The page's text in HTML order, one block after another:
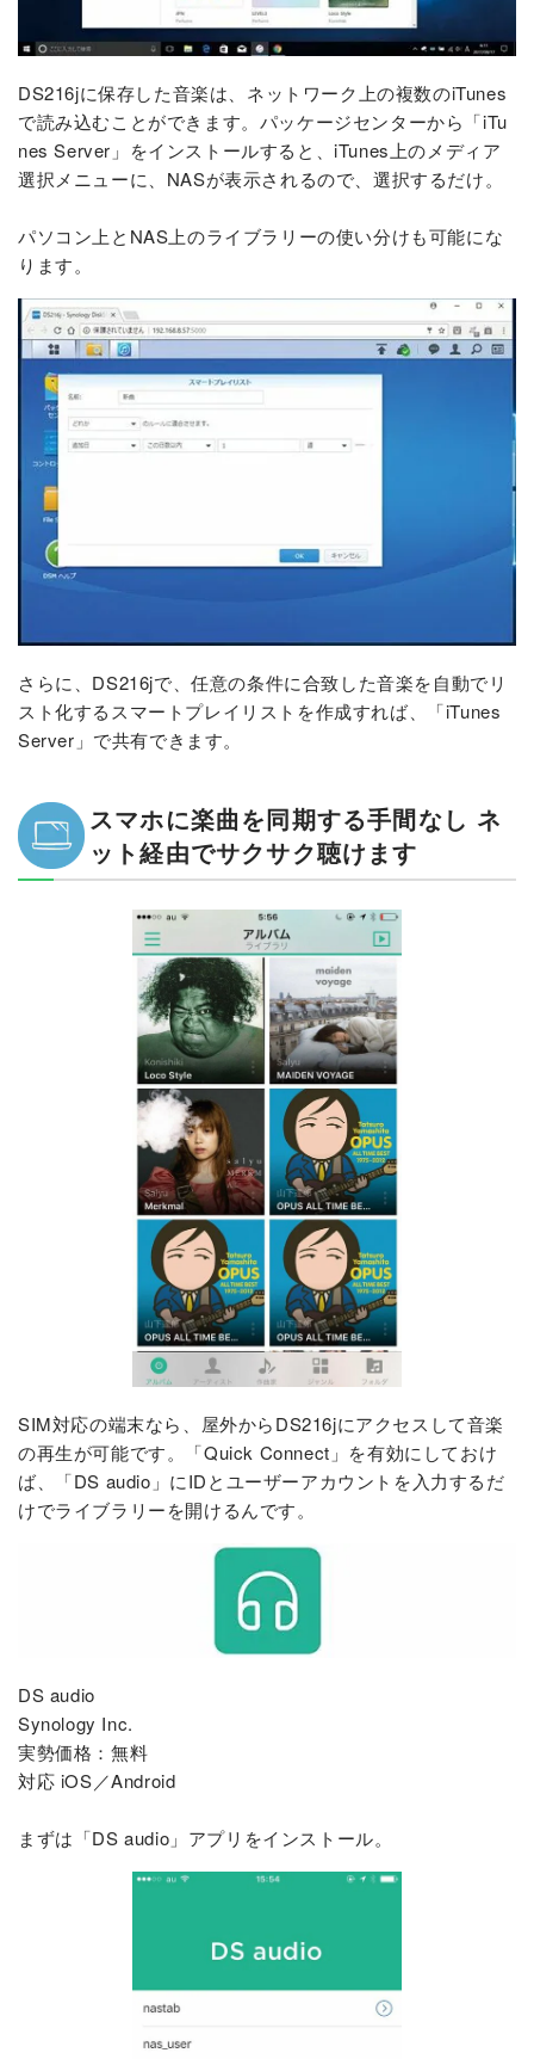
DS216jに保存した音楽は、ネットワーク上の複数のiTunes
で読み込むことができます。パッケージセンターから「iTu
nes Server」をインストールすると、iTunes上のメディア
選択メニューに、NASが表示されるので、選択するだけ。
パソコン上とNAS上のライブラリーの使い分けも可能にな
ります。
さらに、DS216jで、任意の条件に合致した音楽を自動でリ
スト化するスマートプレイリストを作成すれば、「iTunes
Server」で共有できます。
スマホに楽曲を同期する手間なし ネ
ット経由でサクサク聴けます
SIM対応の端末なら、屋外からDS216jにアクセスして音楽
の再生が可能です。「Quick Connect」を有効にしておけ
ば、「DS audio」にIDとユーザーアカウントを入力するだ
けでライブラリーを開けるんです。
DS audio
Synology Inc.
実勢価格：無料
対応 iOS／Android
まずは「DS audio」アプリをインストール。